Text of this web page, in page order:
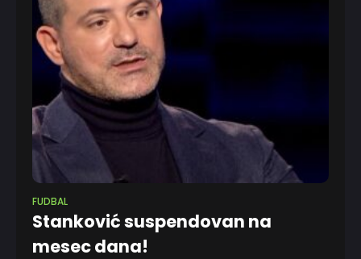
FUDBAL
Stanković suspendovan na
mesec dana!